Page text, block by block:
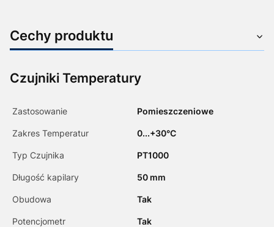
Cechy produktu
Czujniki Temperatury
Zastosowanie Pomieszczeniowe
Zakres Temperatur 0...+30°C
Typ Czujnika PT1000
Długość kapilary 50 mm
Obudowa Tak
Potencjometr Tak